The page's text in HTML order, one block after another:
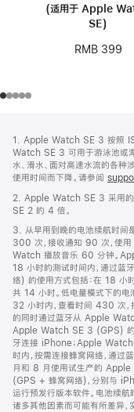
(适用于 Apple
SE)
RMB 399
页
页
脚
注
1. Apple Watch SE 3 按照
Watch SE 3 可用于游泳池或
水、滑水、面对高速水流的各种
使用时间而下降。请参阅
2. Apple Watch SE 3 采用的
SE 2 的 4 倍。
3. 从早用到晚的电池续航时间
300 次，接收通知 90 次，使
Watch 播放音乐 60 分钟。
18 小时的测试时间内，通过
络) 的使用方式包括：在 18 小
共 14 小时。低电量模式下的电
32 小时内，查看时间 430 次
的同时通过蓝牙从 Apple
Apple Watch SE 3 (GPS) 的
牙连接 iPhone；Apple
时内，按需连接蜂窝网络，通
月和 8 月使用试生产的
(GPS + 蜂窝网络)，分别与
运行预发行版本软件。电池续航
诸多其他因素而可能有所差异，